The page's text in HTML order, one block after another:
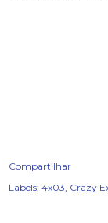
Compartilhar
Labels: 4x03 Crazy